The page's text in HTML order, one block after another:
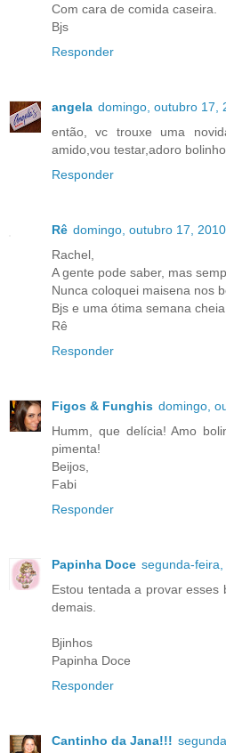
Com cara de comida caseira.
Bjs
Responder
angela domingo, outubro 17,
então, vc trouxe uma
amido,vou testar,adoro
Responder
Rê domingo, outubro 17, 2010
Rachel,
A gente pode saber, mas
Nunca coloquei maisena nos
Bjs e uma ótima semana
Rê
Responder
Figos & Funghis domingo,
Humm, que delícia! Amo
pimenta!
Beijos,
Fabi
Responder
Papinha Doce segunda-
Estou tentada a provar
demais.
Bjinhos
Papinha Doce
Responder
Cantinho da Jana!!!